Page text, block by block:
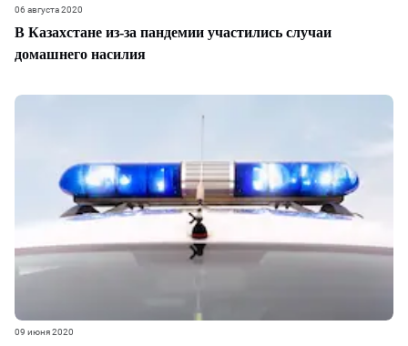
В Казахстане из-за пандемии участились случаи
домашнего насилия
06 августа 2020
09 июня 2020